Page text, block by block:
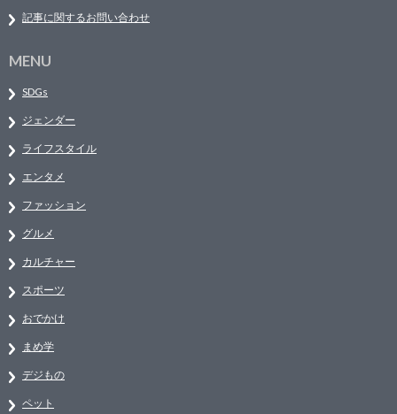
記事に関するお問い合わせ
MENU
SDGs
ジェンダー
ライフスタイル
エンタメ
ファッション
グルメ
カルチャー
スポーツ
おでかけ
まめ学
デジもの
ペット